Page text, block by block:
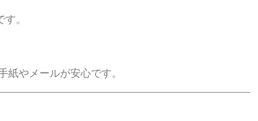
。
紙やメールが安心です。